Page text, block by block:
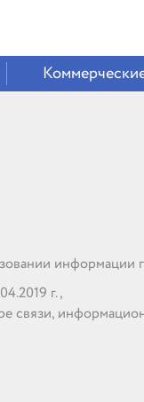
информации
г.,
связи,